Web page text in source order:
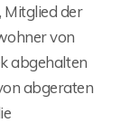
Mitglied der
von
abgehalten
abgeraten